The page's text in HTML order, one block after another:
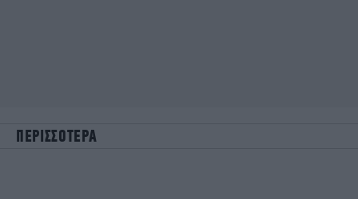
ΠΕΡΙΣΣΟΤΕΡΑ